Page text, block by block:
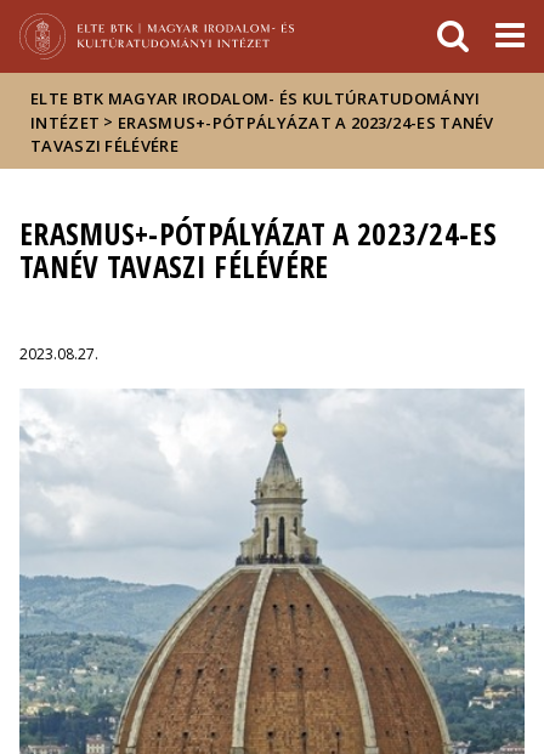
Hírek
Események
ELTE a
sajtóban
ELTE BTK MAGYAR IRODALOM- ÉS KULTÚRATUDOMÁNYI
INTÉZET > ERASMUS+-PÓTPÁLYÁZAT A 2023/24-ES TANÉV
TAVASZI FÉLÉVÉRE
ERASMUS+-PÓTPÁLYÁZAT A 2023/24-ES
TANÉV TAVASZI FÉLÉVÉRE
2023.08.27.